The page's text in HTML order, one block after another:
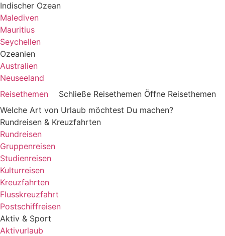
Indischer Ozean
Malediven
Mauritius
Seychellen
Ozeanien
Australien
Neuseeland
Reisethemen
Schließe Reisethemen Öffne Reisethemen
Welche Art von Urlaub möchtest Du machen?
Rundreisen & Kreuzfahrten
Rundreisen
Gruppenreisen
Studienreisen
Kulturreisen
Kreuzfahrten
Flusskreuzfahrt
Postschiffreisen
Aktiv & Sport
Aktivurlaub